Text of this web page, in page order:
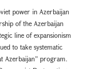
power in Azerbaijan
of the Azerbaijan
line of expansionism
to take systematic
Azerbaijan” program.